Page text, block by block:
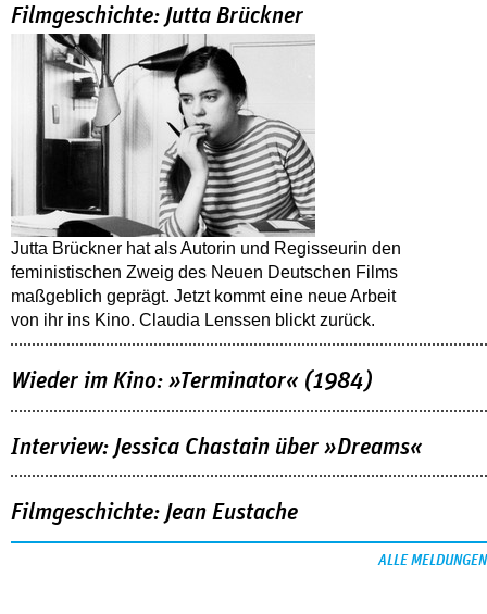
Filmgeschichte: Jutta Brückner
Jutta Brückner hat als Autorin und Regisseurin den
feministischen Zweig des Neuen Deutschen Films
maßgeblich geprägt. Jetzt kommt eine neue Arbeit
von ihr ins Kino. Claudia Lenssen blickt zurück.
Wieder im Kino: »Terminator« (1984)
Interview: Jessica Chastain über »Dreams«
Filmgeschichte: Jean Eustache
ALLE MELDUNGEN